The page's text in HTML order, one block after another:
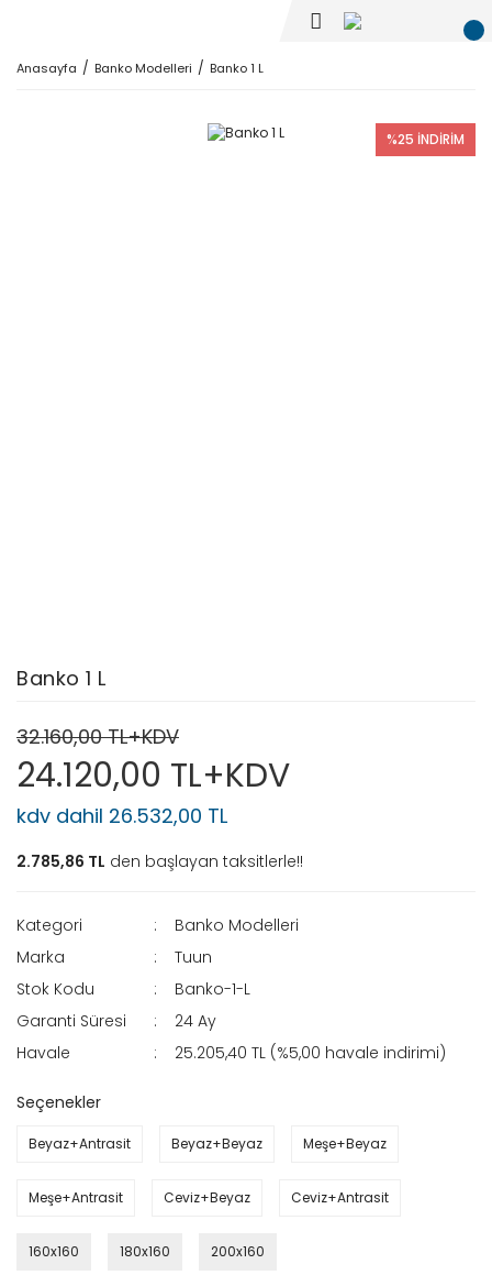
Anasayfa Banko Modelleri Banko 1 L
%25 İNDİRİM
Banko 1 L
32.160,00 TL+KDV
24.120,00 TL+KDV
kdv dahil 26.532,00 TL
2.785,86 TL den başlayan taksitlerle!!
Kategori
Banko Modelleri
Marka
Tuun
Stok Kodu
Banko-1-L
Garanti Süresi
24 Ay
Havale
25.205,40 TL (%5,00 havale indirimi)
Seçenekler
Beyaz+Antrasit Beyaz+Beyaz Meşe+Beyaz
Meşe+Antrasit Ceviz+Beyaz Ceviz+Antrasit
160x160 180x160 200x160